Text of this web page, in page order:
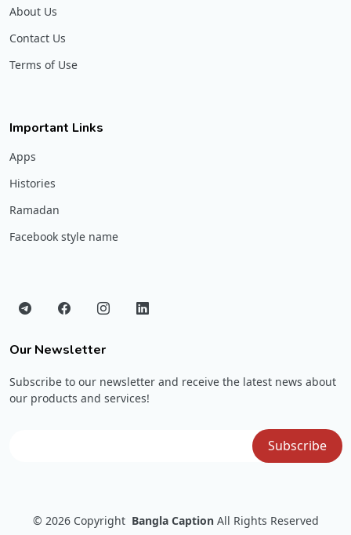
About Us
Contact Us
Terms of Use
Important Links
Apps
Histories
Ramadan
Facebook style name
Our Newsletter
Subscribe to our newsletter and receive the latest news about
our products and services!
© 2026 Copyright Bangla Caption All Rights Reserved